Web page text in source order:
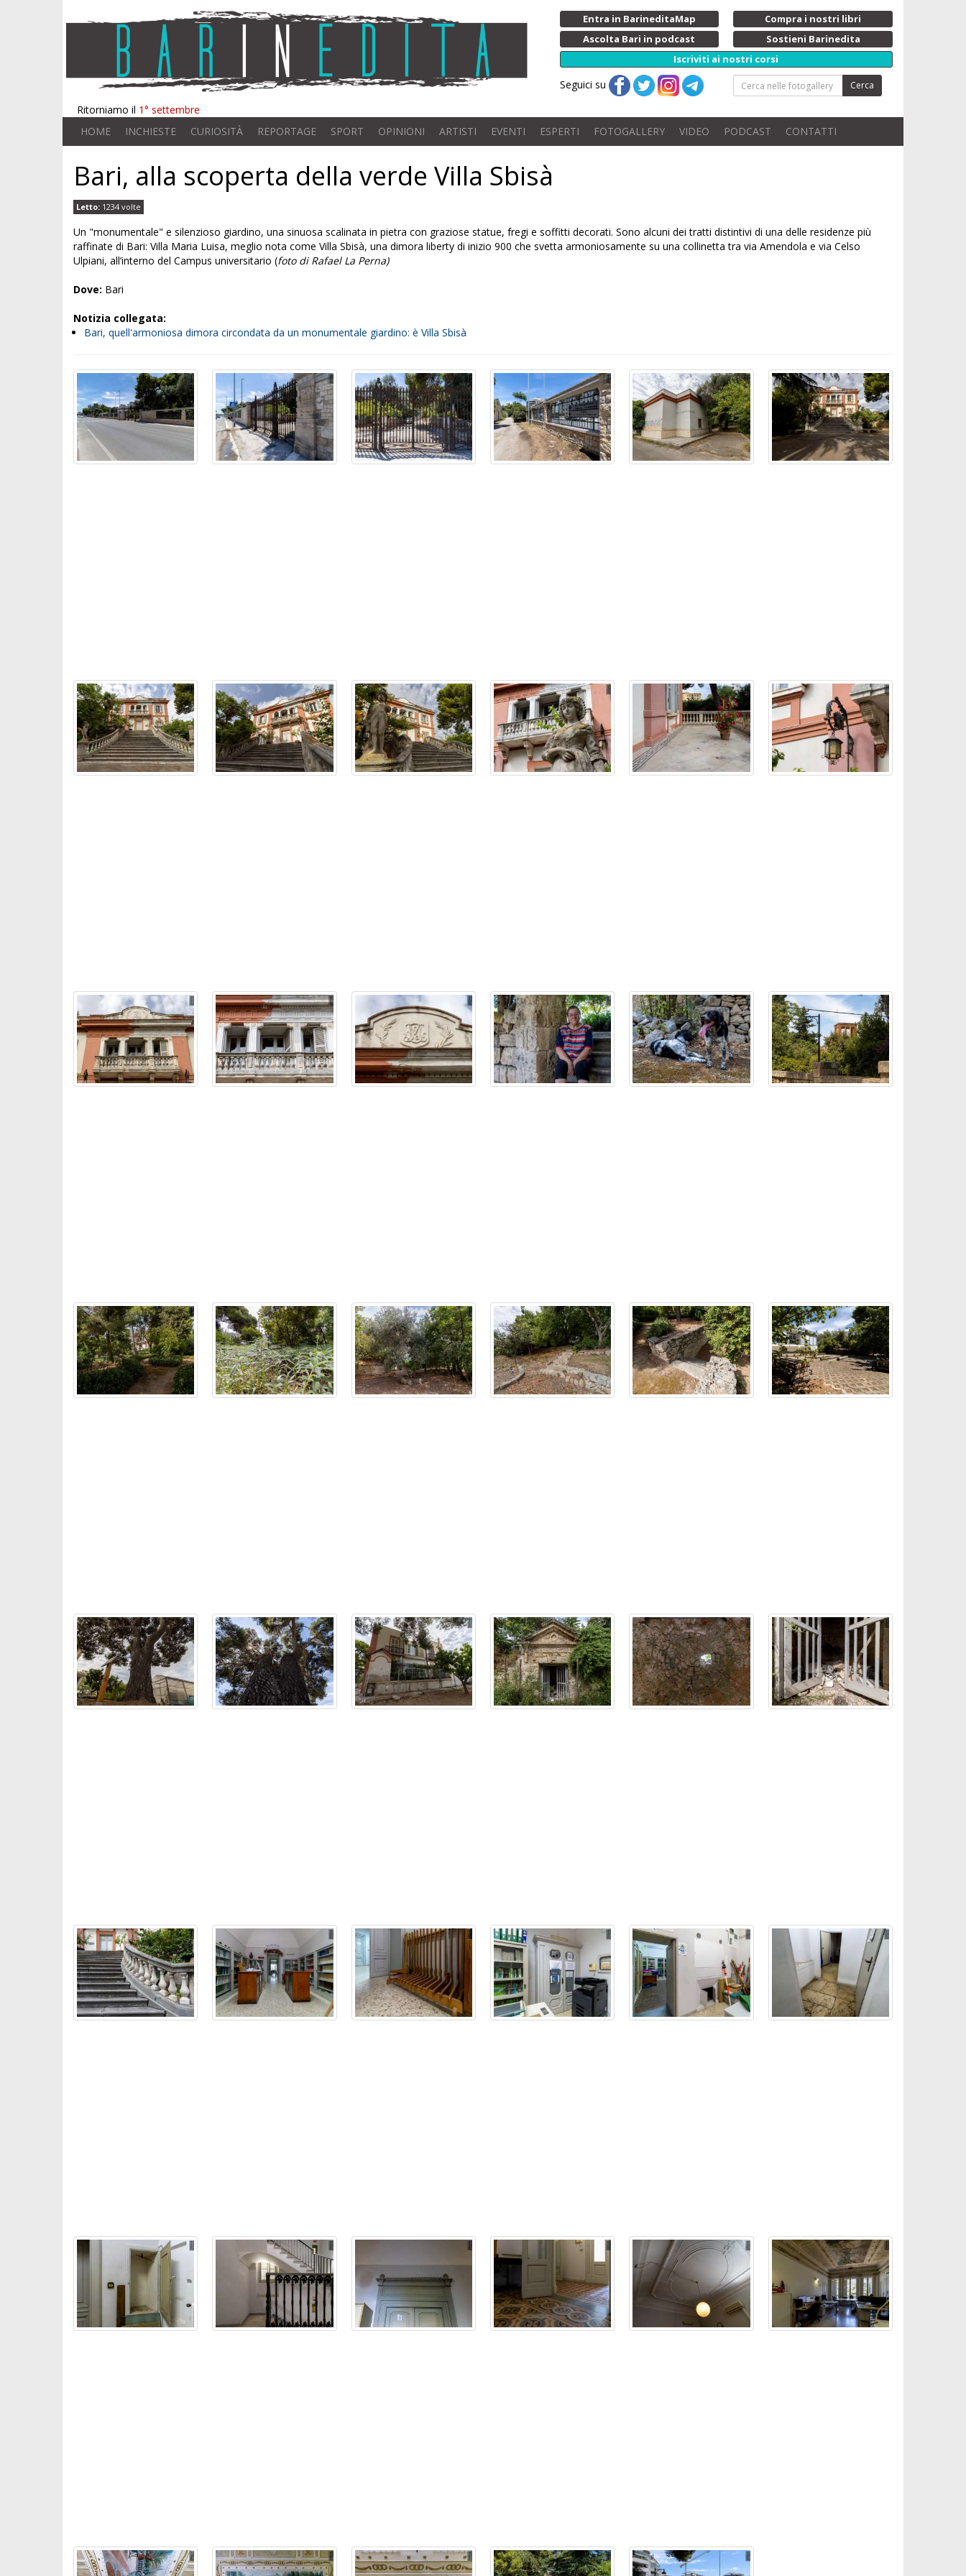
Ritorniamo il 1° settembre
Entra in BarineditaMap
Compra i nostri libri
Ascolta Bari in podcast
Sostieni Barinedita
Iscriviti ai nostri corsi
Seguici su Cerca
HOME INCHIESTE CURIOSITÀ REPORTAGE SPORT OPINIONI ARTISTI EVENTI ESPERTI FOTOGALLERY VIDEO PODCAST CONTATTI
Bari, alla scoperta della verde Villa Sbisà
Letto: 1234 volte
Un "monumentale" e silenzioso giardino, una sinuosa scalinata in pietra con graziose statue, fregi e soffitti decorati. Sono alcuni dei tratti distintivi di una delle residenze più
raffinate di Bari: Villa Maria Luisa, meglio nota come Villa Sbisà, una dimora liberty di inizio 900 che svetta armoniosamente su una collinetta tra via Amendola e via Celso
Ulpiani, all’interno del Campus universitario (foto di Rafael La Perna)
Dove: Bari
Notizia collegata:
Bari, quell'armoniosa dimora circondata da un monumentale giardino: è Villa Sbisà